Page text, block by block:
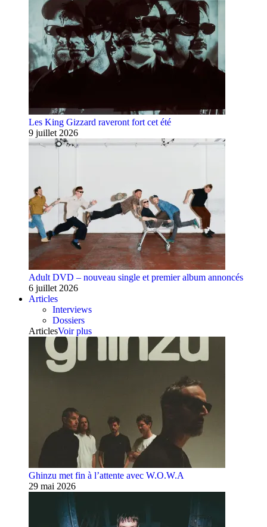
Les King Gizzard raveront fort cet été
9 juillet 2026
Adult DVD – nouveau single et premier album annoncés
6 juillet 2026
Articles
Interviews
Dossiers
ArticlesVoir plus
Ghinzu met fin à l’attente avec W.O.W.A
29 mai 2026